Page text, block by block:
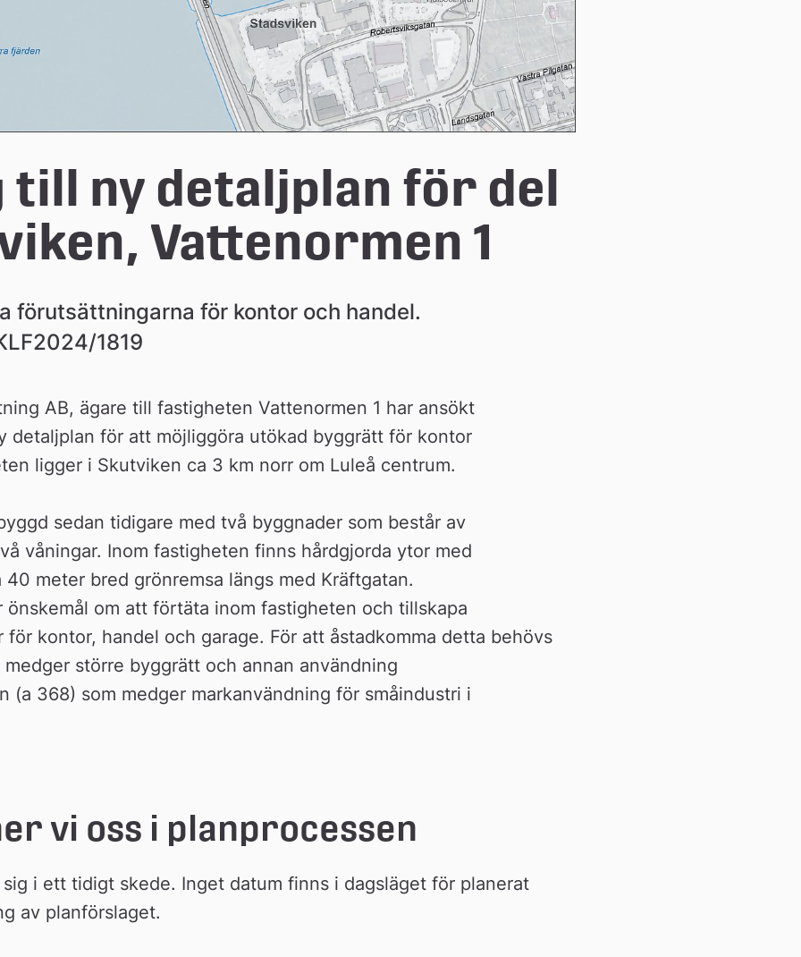
till ny detaljplan för del
Vattenormen 1
förutsättningarna för kontor och handel.
1819
AB, ägare till fastigheten Vattenormen 1 har ansökt
detaljplan för att möjliggöra utökad byggrätt för kontor
ligger i Skutviken ca 3 km norr om Luleå centrum.
sedan tidigare med två byggnader som består av
våningar. Inom fastigheten finns hårdgjorda ytor med
meter bred grönremsa längs med Kräftgatan.
önskemål om att förtäta inom fastigheten och tillskapa
kontor, handel och garage. För att åstadkomma detta behövs
större byggrätt och annan användning
(a 368) som medger markanvändning för småindustri i
vi oss i planprocessen
i ett tidigt skede. Inget datum finns i dagsläget för planerat
av planförslaget.